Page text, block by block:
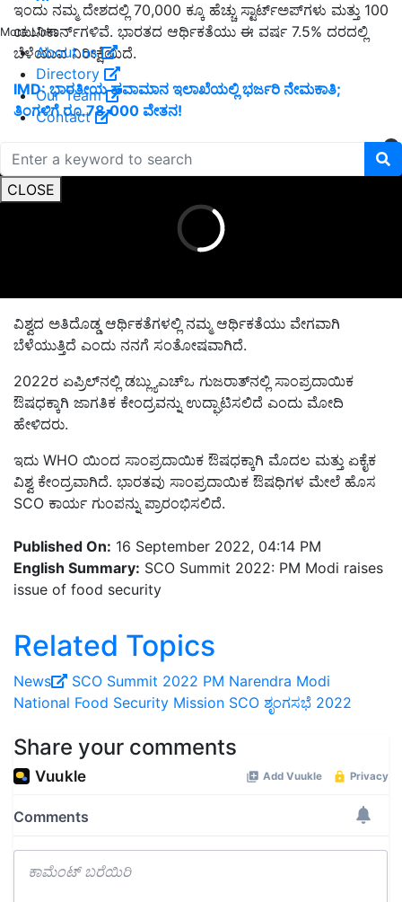
More Links
About us
Directory
Our Team
Contact
CLOSE
ಇಂದು ನಮ್ಮ ದೇಶದಲ್ಲಿ 70,000 ಕ್ಕೂ ಹೆಚ್ಚು ಸ್ಟಾರ್ಟ್‌ಅಪ್‌ಗಳು ಮತ್ತು 100
ಯುನಿಕಾರ್ನ್‌ಗಳಿವೆ. ಭಾರತದ ಆರ್ಥಿಕತೆಯು ಈ ವರ್ಷ 7.5% ದರದಲ್ಲಿ
ಬೆಳೆಯುವ ನಿರೀಕ್ಷೆಯಿದೆ.
IMD: ಭಾರತೀಯ ಹವಾಮಾನ ಇಲಾಖೆಯಲ್ಲಿ ಭರ್ಜರಿ ನೇಮಕಾತಿ;
ತಿಂಗಳಿಗೆ ರೂ.78,000 ವೇತನ!
ವಿಶ್ವದ ಅತಿದೊಡ್ಡ ಆರ್ಥಿಕತೆಗಳಲ್ಲಿ ನಮ್ಮ ಆರ್ಥಿಕತೆಯು ವೇಗವಾಗಿ
ಬೆಳೆಯುತ್ತಿದೆ ಎಂದು ನನಗೆ ಸಂತೋಷವಾಗಿದೆ.
2022ರ ಏಪ್ರಿಲ್‌ನಲ್ಲಿ ಡಬ್ಲ್ಯುಎಚ್‌ಒ ಗುಜರಾತ್‌ನಲ್ಲಿ ಸಾಂಪ್ರದಾಯಿಕ
ಔಷಧಕ್ಕಾಗಿ ಜಾಗತಿಕ ಕೇಂದ್ರವನ್ನು ಉದ್ಘಾಟಿಸಲಿದೆ ಎಂದು ಮೋದಿ
ಹೇಳಿದರು.
ಇದು WHO ಯಿಂದ ಸಾಂಪ್ರದಾಯಿಕ ಔಷಧಕ್ಕಾಗಿ ಮೊದಲ ಮತ್ತು ಏಕೈಕ
ವಿಶ್ವ ಕೇಂದ್ರವಾಗಿದೆ. ಭಾರತವು ಸಾಂಪ್ರದಾಯಿಕ ಔಷಧಿಗಳ ಮೇಲೆ ಹೊಸ
SCO ಕಾರ್ಯ ಗುಂಪನ್ನು ಪ್ರಾರಂಭಿಸಲಿದೆ.
Published On: 16 September 2022, 04:14 PM
English Summary: SCO Summit 2022: PM Modi raises
issue of food security
Related Topics
News SCO Summit 2022 PM Narendra Modi
National Food Security Mission SCO ಶೃಂಗಸಭೆ 2022
Share your comments